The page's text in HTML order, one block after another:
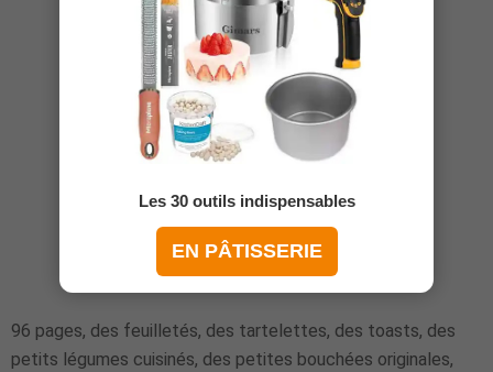
96 pages, des feuilletés, des tartelettes, des toasts, des
petits légumes cuisinés, des petites bouchées originales,
Les 30 outils indispensables
EN PÂTISSERIE